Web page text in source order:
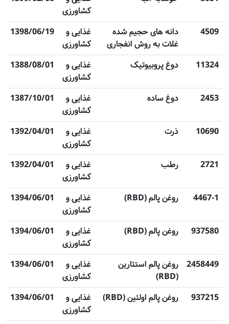
کشاورزی
4509
دانه های حجیم شده
غلات به روش انفجاری
غذایی و
کشاورزی
1398/06/19
11324 دوغ پروبیوتیک
غذایی و
کشاورزی
1388/08/01
2453 دوغ ساده
غذایی و
کشاورزی
1387/10/01
10690 ذرت
غذایی و
کشاورزی
1392/04/01
2721 رطب
غذایی و
کشاورزی
1392/04/01
4467-1 روغن پالم (RBD)
غذایی و
کشاورزی
1394/06/01
937580 روغن پالم (RBD)
غذایی و
کشاورزی
1394/06/01
2458449
روغن پالم استئارین
(RBD)
غذایی و
کشاورزی
1394/06/01
937215 روغن پالم اولئین (RBD)
غذایی و
کشاورزی
1394/06/01